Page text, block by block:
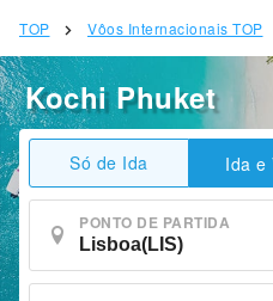
TOP Vôos Internacionais TOP
Kochi Phuket
Só de Ida Ida e
PONTO DE PARTIDA